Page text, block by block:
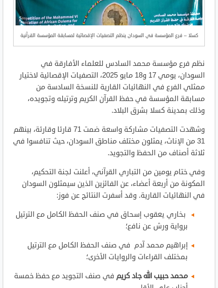
كسلا – فرع المؤسسة في السودان ينظم التصفيات الإقصائية لمسابقة المؤسسة القرآنية
نظم فرع مؤسسة محمد السادس للعلماء الأفارقة في
السودان، يومي 17 و18 مايو 2025، التصفيات الإقصائية لاختيار
ممثلي الفرع في النهائيات القارية للنسخة السادسة من
مسابقة المؤسسة في حفظ القرآن الكريم وترتيله وتجويده،
وذلك بمدينة كسلا بشرق البلاد.
وشهدت التصفيات مشاركة واسعة ضمت 71 قارئا وقارئة، بينهم
31 من الإناث، يمثلون مختلف مناطق السودان، حيث تنافسوا في
ثلاثة أصناف من الحفظ والتجويد.
وفي ختام يومين من التباري القرآني، أعلنت لجنة التحكيم،
المكونة من أربعة أعضاء، عن الفائزين الذين سيمثلون السودان
في النهائيات القارية. وقد أسفرت النتائج عن فوز:
بخاري يعقوب إسحاق في صنف الحفظ الكامل مع الترتيل
برواية ورش عن نافع؛
إبراهيم محمد آدم في صنف الحفظ الكامل مع الترتيل
بمختلف القراءات والروايات الأخرى؛
محمد حبيب الله جاد كريم في صنف التجويد مع حفظ خمسة